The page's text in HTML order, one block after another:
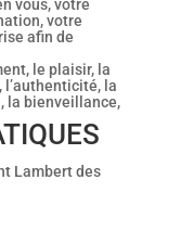
vous, votre
votre
afin de
le plaisir, la
la
la bienveillance,
Lambert des